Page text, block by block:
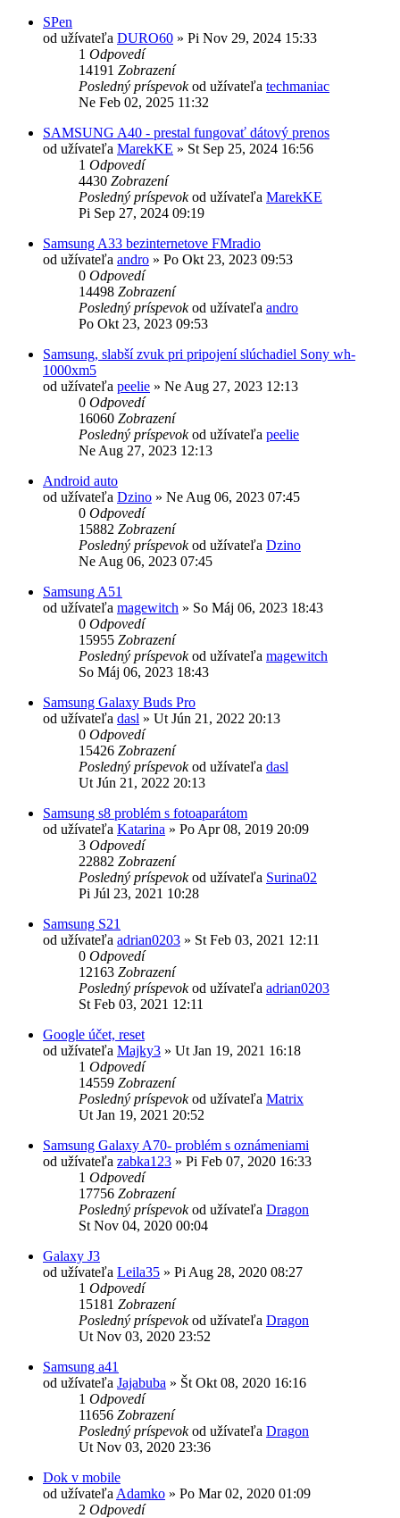
SPen
od užívateľa DURO60 » Pi Nov 29, 2024 15:33
1 Odpovedí
14191 Zobrazení
Posledný príspevokod užívateľa techmaniac
Ne Feb 02, 2025 11:32
SAMSUNG A40 - prestal fungovať dátový prenos
od užívateľa MarekKE » St Sep 25, 2024 16:56
1 Odpovedí
4430 Zobrazení
Posledný príspevokod užívateľa MarekKE
Pi Sep 27, 2024 09:19
Samsung A33 bezinternetove FMradio
od užívateľa andro » Po Okt 23, 2023 09:53
0 Odpovedí
14498 Zobrazení
Posledný príspevokod užívateľa andro
Po Okt 23, 2023 09:53
Samsung, slabší zvuk pri pripojení slúchadiel Sony wh-
1000xm5
od užívateľa peelie » Ne Aug 27, 2023 12:13
0 Odpovedí
16060 Zobrazení
Posledný príspevokod užívateľa peelie
Ne Aug 27, 2023 12:13
Android auto
od užívateľa Dzino » Ne Aug 06, 2023 07:45
0 Odpovedí
15882 Zobrazení
Posledný príspevokod užívateľa Dzino
Ne Aug 06, 2023 07:45
Samsung A51
od užívateľa magewitch » So Máj 06, 2023 18:43
0 Odpovedí
15955 Zobrazení
Posledný príspevokod užívateľa magewitch
So Máj 06, 2023 18:43
Samsung Galaxy Buds Pro
od užívateľa dasl » Ut Jún 21, 2022 20:13
0 Odpovedí
15426 Zobrazení
Posledný príspevokod užívateľa dasl
Ut Jún 21, 2022 20:13
Samsung s8 problém s fotoaparátom
od užívateľa Katarina » Po Apr 08, 2019 20:09
3 Odpovedí
22882 Zobrazení
Posledný príspevokod užívateľa Surina02
Pi Júl 23, 2021 10:28
Samsung S21
od užívateľa adrian0203 » St Feb 03, 2021 12:11
0 Odpovedí
12163 Zobrazení
Posledný príspevokod užívateľa adrian0203
St Feb 03, 2021 12:11
Google účet, reset
od užívateľa Majky3 » Ut Jan 19, 2021 16:18
1 Odpovedí
14559 Zobrazení
Posledný príspevokod užívateľa Matrix
Ut Jan 19, 2021 20:52
Samsung Galaxy A70- problém s oznámeniami
od užívateľa zabka123 » Pi Feb 07, 2020 16:33
1 Odpovedí
17756 Zobrazení
Posledný príspevokod užívateľa Dragon
St Nov 04, 2020 00:04
Galaxy J3
od užívateľa Leila35 » Pi Aug 28, 2020 08:27
1 Odpovedí
15181 Zobrazení
Posledný príspevokod užívateľa Dragon
Ut Nov 03, 2020 23:52
Samsung a41
od užívateľa Jajabuba » Št Okt 08, 2020 16:16
1 Odpovedí
11656 Zobrazení
Posledný príspevokod užívateľa Dragon
Ut Nov 03, 2020 23:36
Dok v mobile
od užívateľa Adamko » Po Mar 02, 2020 01:09
2 Odpovedí